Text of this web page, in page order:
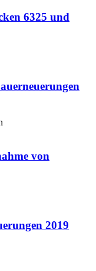
6325 und
von
2019